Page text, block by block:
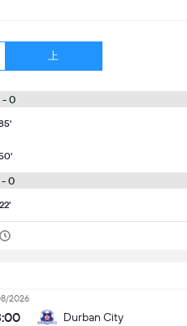
上
- 0
- 0
22'
2026
Durban City